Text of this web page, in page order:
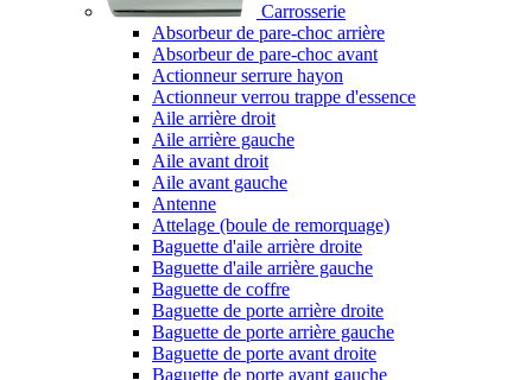
Carrosserie
Absorbeur de pare-choc arrière
Absorbeur de pare-choc avant
Actionneur serrure hayon
Actionneur verrou trappe d'essence
Aile arrière droit
Aile arrière gauche
Aile avant droit
Aile avant gauche
Antenne
Attelage (boule de remorquage)
Baguette d'aile arrière droite
Baguette d'aile arrière gauche
Baguette de coffre
Baguette de porte arrière droite
Baguette de porte arrière gauche
Baguette de porte avant droite
Baguette de porte avant gauche